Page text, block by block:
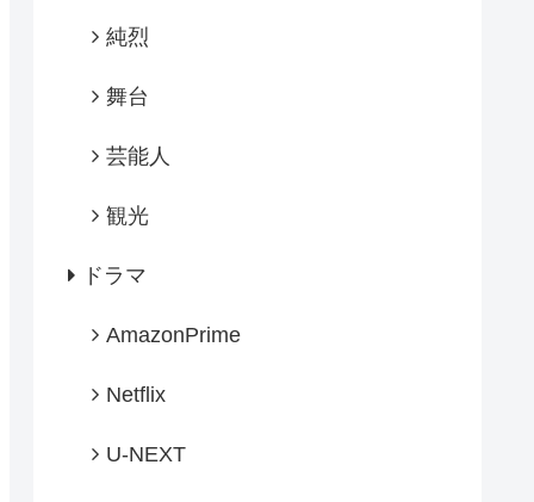
純烈
舞台
芸能人
観光
ドラマ
AmazonPrime
Netflix
U-NEXT